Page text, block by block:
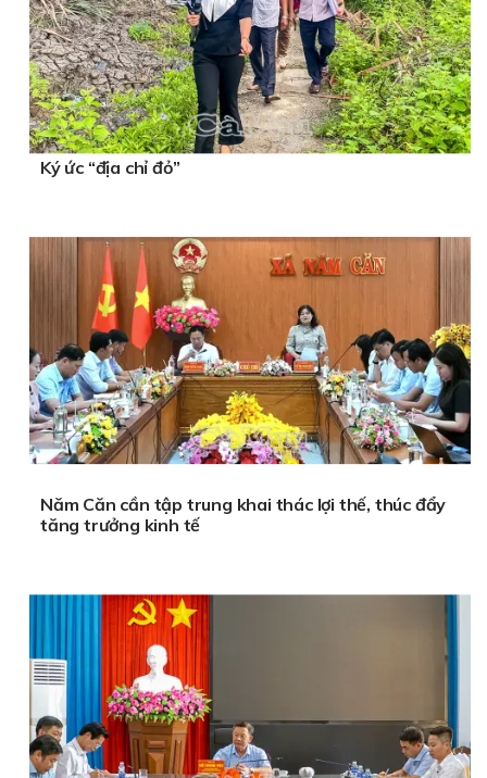
Ký ức “địa chỉ đỏ”
Năm Căn cần tập trung khai thác lợi thế, thúc đẩy
tăng trưởng kinh tế